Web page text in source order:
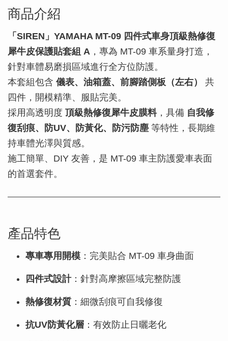
商品介紹
「SIREN」YAMAHA MT-09 四件式車身頂級熱修復
犀牛皮保護貼套組 A ，專為 MT-09 車系量身打造，
針對車體易磨損區域進行全方位防護。
本套組包含 儀表、油箱蓋、前腳踏側板（左右）
共
四件，開模精準、服貼完美。
採用高透明度 頂級熱修復犀牛皮膜料，具備 自我修
復刮痕、防UV、防黃化、防污防塵等特性，長期維
持車體光澤與質感。
施工簡單、DIY 友善，是 MT-09 車主防護愛車表面
的首選套件。
產品特色
專車專用開模 ：完美貼合 MT-09 車身曲面
四件式設計：針對高摩擦區域完整防護
熱修復材質 ：細微刮痕可自我修復
抗UV防黃化層 ：有效防止日曬老化